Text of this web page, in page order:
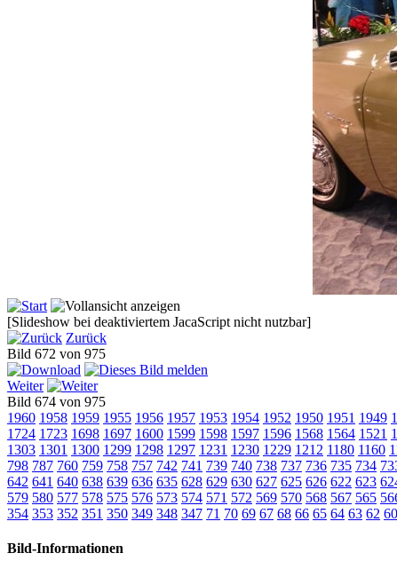
[Slideshow bei deaktiviertem JacaScript nicht nutzbar]
Zurück
Bild 672 von 975
Weiter
Bild 674 von 975
1960 1958 1959 1955 1956 1957 1953 1954 1952 1950 1951 1949
1724 1723 1698 1697 1600 1599 1598 1597 1596 1568 1564 1521
1303 1301 1300 1299 1298 1297 1231 1230 1229 1212 1180 1160
798 787 760 759 758 757 742 741 739 740 738 737 736 735 734
642 641 640 638 639 636 635 628 629 630 627 625 626 622 623
579 580 577 578 575 576 573 574 571 572 569 570 568 567 565
354 353 352 351 350 349 348 347 71 70 69 67 68 66 65 64 63 62 60
Bild-Informationen